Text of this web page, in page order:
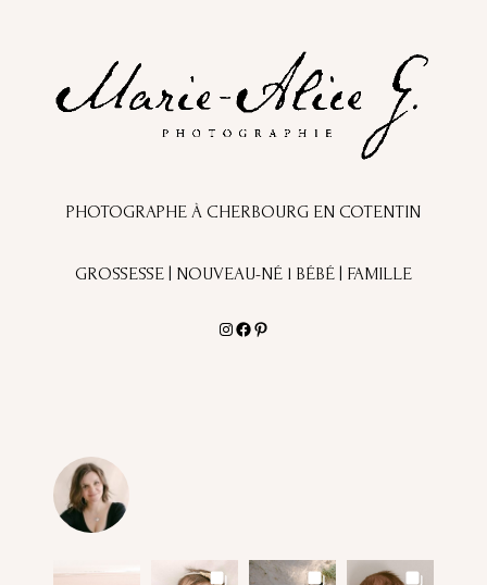
PHOTOGRAPHE À CHERBOURG EN COTENTIN
GROSSESSE | NOUVEAU-NÉ l BÉBÉ | FAMILLE
Instagram
Facebook
Pinterest